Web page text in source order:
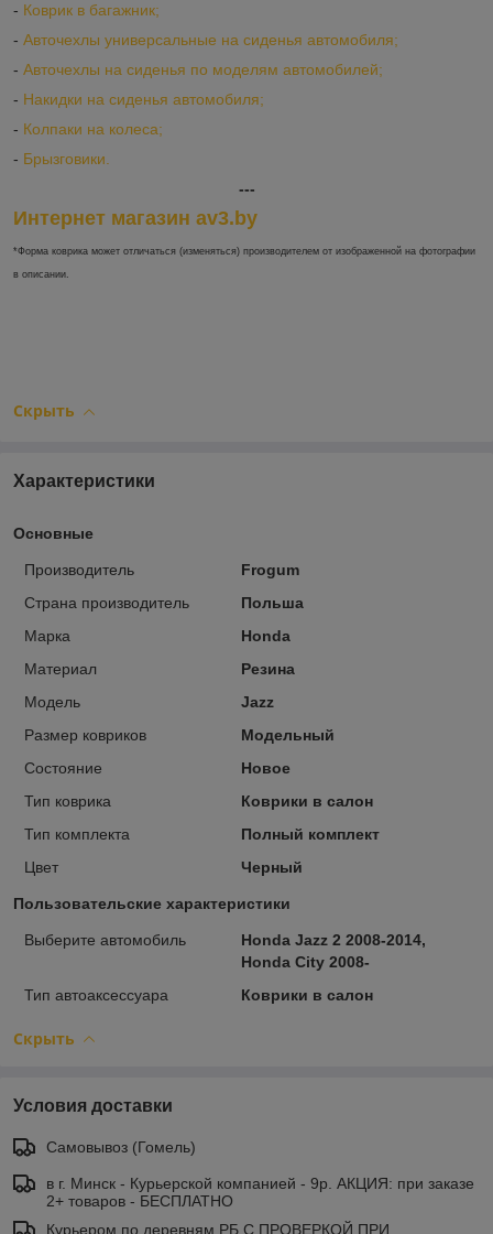
- Коврик в багажник;
- Авточехлы универсальные на сиденья автомобиля;
- Авточехлы на сиденья по моделям автомобилей;
- Накидки на сиденья автомобиля;
- Колпаки на колеса;
- Брызговики.
---
Интернет магазин av3.by
*Форма коврика может отличаться (изменяться) производителем от изображенной на фотографии
в описании.
Скрыть
Характеристики
Основные
Производитель
Frogum
Страна производитель
Польша
Марка
Honda
Материал
Резина
Модель
Jazz
Размер ковриков
Модельный
Состояние
Новое
Тип коврика
Коврики в салон
Тип комплекта
Полный комплект
Цвет
Черный
Пользовательские характеристики
Выберите автомобиль
Honda Jazz 2 2008-2014,
Honda City 2008-
Тип автоаксессуара
Коврики в салон
Скрыть
Условия доставки
Самовывоз (Гомель)
в г. Минск - Курьерской компанией - 9р. АКЦИЯ: при заказе
2+ товаров - БЕСПЛАТНО
Курьером по деревням РБ С ПРОВЕРКОЙ ПРИ